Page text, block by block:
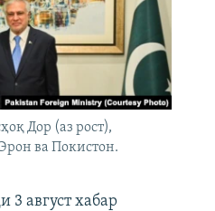
Дор (аз рост),
ва Покистон.
август хабар